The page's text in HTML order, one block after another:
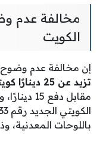
مخالفة عدم
الكويت
إن مخالفة عدم وضوح
تزيد عن 25 دينارًا كويتيًا
مقابل
باللوحات المعدنية،